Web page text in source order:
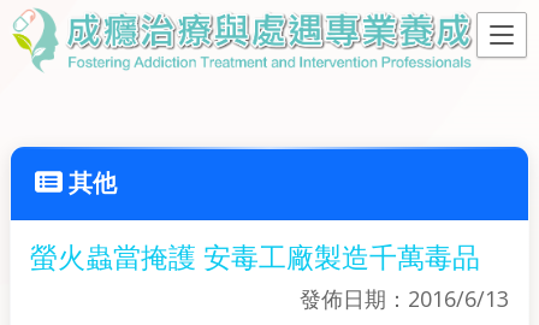
其他
螢火蟲當掩護 安毒工廠製造千萬毒品
發佈日期：2016/6/13